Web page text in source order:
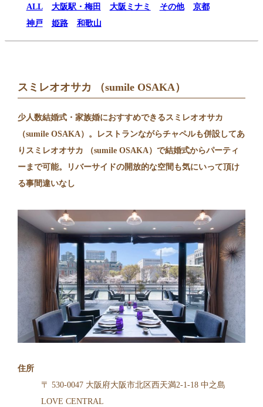
ALL 大阪駅・梅田 大阪ミナミ その他
京都
神戸
姫路 和歌山
スミレオオサカ （sumile OSAKA）
少人数結婚式・家族婚におすすめできるスミレオオサカ
（sumile OSAKA）。レストランながらチャペルも併設してあ
りスミレオオサカ （sumile OSAKA）で結婚式からパーティ
ーまで可能。リバーサイドの開放的な空間も気にいって頂け
る事間違いなし
住所
〒 530-0047 大阪府大阪市北区西天満2-1-18 中之島
LOVE CENTRAL